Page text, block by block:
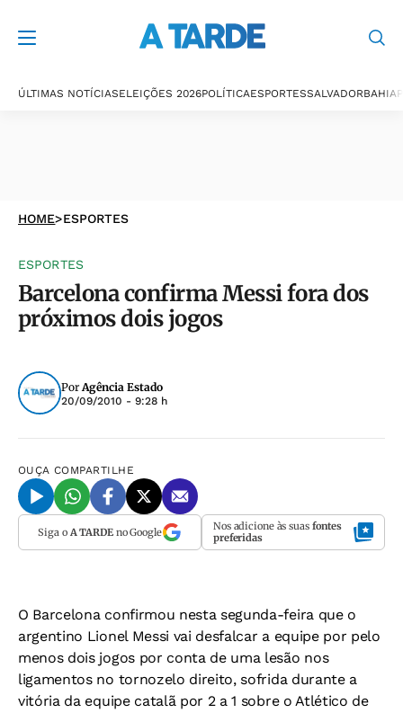
ÚLTIMAS NOTÍCIASELEIÇÕES 2026POLÍTICAESPORTESSALVADORBAHIA
HOME>ESPORTES
ESPORTES
Barcelona confirma Messi fora dos
próximos dois jogos
PorAgência Estado
20/09/2010 - 9:28 h
OUÇA COMPARTILHE
Siga o A TARDEno Google Nos adicione às suas fontes
preferidas
O Barcelona confirmou nesta segunda-feira que o
argentino Lionel Messi vai desfalcar a equipe por pelo
menos dois jogos por conta de uma lesão nos
ligamentos no tornozelo direito, sofrida durante a
vitória da equipe catalã por 2 a 1 sobre o Atlético de